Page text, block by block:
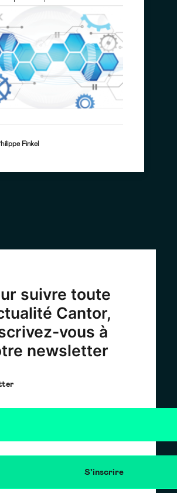
Finkel
suivre toute
Cantor,
vous à
newsletter